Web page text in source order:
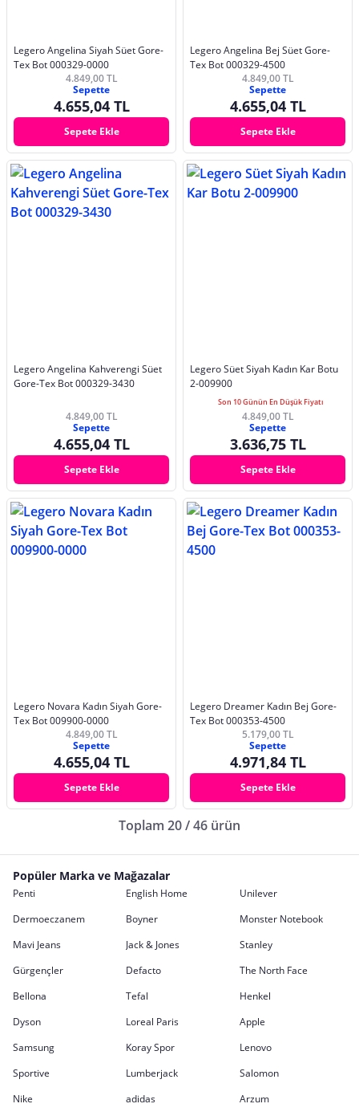
Legero Angelina Siyah Süet Gore-
Tex Bot 000329-0000
4.849,00 TL
Sepette
4.655,04 TL
Sepete Ekle
Legero Angelina Bej Süet Gore-
Tex Bot 000329-4500
4.849,00 TL
Sepette
4.655,04 TL
Sepete Ekle
Legero Angelina Kahverengi Süet
Gore-Tex Bot 000329-3430
4.849,00 TL
Sepette
4.655,04 TL
Sepete Ekle
Legero Süet Siyah Kadın Kar Botu
2-009900
Son 10 Günün En Düşük Fiyatı
4.849,00 TL
Sepette
3.636,75 TL
Sepete Ekle
Legero Novara Kadın Siyah Gore-
Tex Bot 009900-0000
4.849,00 TL
Sepette
4.655,04 TL
Sepete Ekle
Legero Dreamer Kadın Bej Gore-
Tex Bot 000353-4500
5.179,00 TL
Sepette
4.971,84 TL
Sepete Ekle
Toplam 20 / 46 ürün
Popüler Marka ve Mağazalar
Penti English Home
Unilever
Dermoeczanem
Boyner
Monster Notebook
Mavi Jeans
Jack & Jones
Stanley
Gürgençler
Defacto
The North Face
Bellona
Tefal
Henkel
Dyson
Loreal Paris
Apple
Samsung
Koray Spor
Lenovo
Sportive
Lumberjack
Salomon
Nike
adidas
Arzum